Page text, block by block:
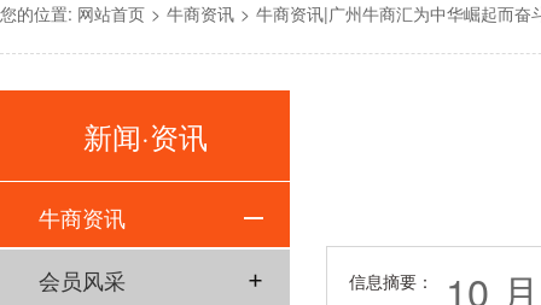
您的位置: 网站首页 > 牛商资讯 > 牛商资讯|广州牛商汇为中华崛起而奋
信息摘要：
10
新闻·资讯
牛商资讯
会员风采